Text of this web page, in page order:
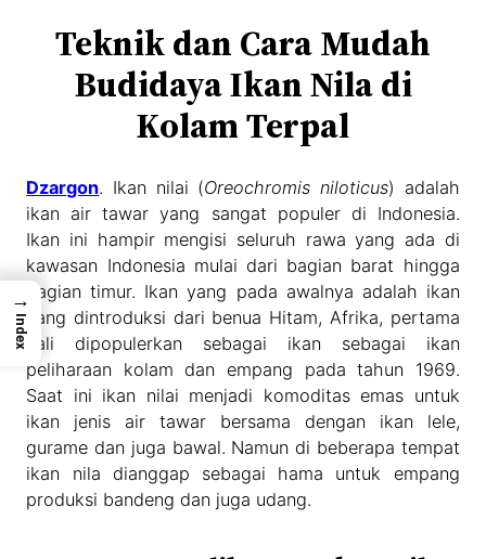
Teknik dan Cara Mudah
Budidaya Ikan Nila di
Kolam Terpal
Dzargon. Ikan nilai (Oreochromis niloticus) adalah
ikan air tawar yang sangat populer di Indonesia.
Ikan ini hampir mengisi seluruh rawa yang ada di
kawasan Indonesia mulai dari bagian barat hingga
bagian timur. Ikan yang pada awalnya adalah ikan
yang dintroduksi dari benua Hitam, Afrika, pertama
kali dipopulerkan sebagai ikan sebagai ikan
peliharaan kolam dan empang pada tahun 1969.
Saat ini ikan nilai menjadi komoditas emas untuk
ikan jenis air tawar bersama dengan ikan lele,
gurame dan juga bawal. Namun di beberapa tempat
ikan nila dianggap sebagai hama untuk empang
produksi bandeng dan juga udang.
→
Index